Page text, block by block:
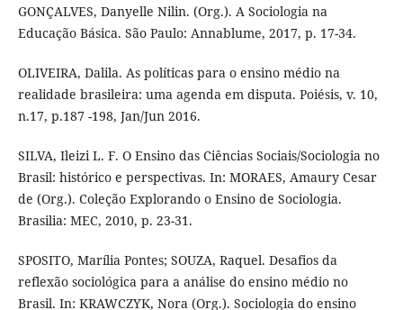
GONÇALVES, Danyelle Nilin. (Org.). A Sociologia na
Educação Básica. São Paulo: Annablume, 2017, p. 17-34.
OLIVEIRA, Dalila. As políticas para o ensino médio na
realidade brasileira: uma agenda em disputa. Poiésis, v. 10,
n.17, p.187 -198, Jan/Jun 2016.
SILVA, Ileizi L. F. O Ensino das Ciências Sociais/Sociologia no
Brasil: histórico e perspectivas. In: MORAES, Amaury Cesar
de (Org.). Coleção Explorando o Ensino de Sociologia.
Brasilia: MEC, 2010, p. 23-31.
SPOSITO, Marília Pontes; SOUZA, Raquel. Desafios da
reflexão sociológica para a análise do ensino médio no
Brasil. In: KRAWCZYK, Nora (Org.). Sociologia do ensino